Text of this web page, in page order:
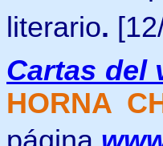
literario.
Cartas del
HORNA